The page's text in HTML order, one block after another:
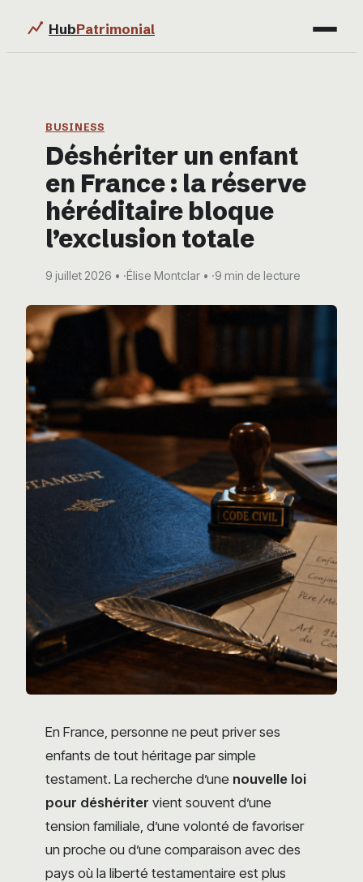
HubPatrimonial
Immobilier
Business
Éducation & Emploi
BUSINESS
Déshériter un enfant
en France : la réserve
héréditaire bloque
l’exclusion totale
9 juillet 2026 ·Élise Montclar ·9 min de lecture
En France, personne ne peut priver ses
enfants de tout héritage par simple
testament. La recherche d’une nouvelle loi
pour déshériter vient souvent d’une
tension familiale, d’une volonté de favoriser
un proche ou d’une comparaison avec des
pays où la liberté testamentaire est plus